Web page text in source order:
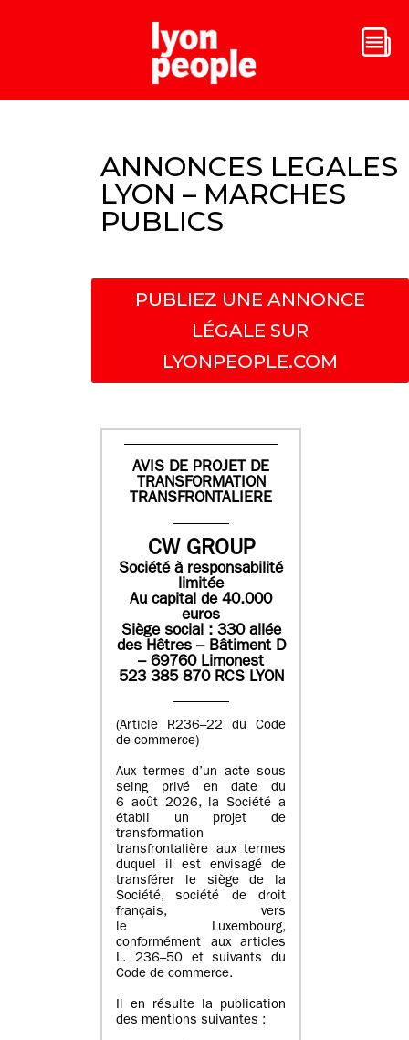
ANNONCES LEGALES
LYON – MARCHES
PUBLICS
PUBLIEZ UNE ANNONCE
LÉGALE SUR
LYONPEOPLE.COM
AVIS DE PROJET DE
TRANSFORMATION
TRANSFRONTALIERE
CW GROUP
Société à responsabilité
limitée
Au capital de 40.000
euros
Siège social : 330 allée
des Hêtres – Bâtiment D
– 69760 Limonest
523 385 870 RCS LYON
(Article R236–22 du Code
de commerce)
Aux termes d’un acte sous
seing privé en date du
6 août 2026, la Société a
établi un projet de
transformation
transfrontalière aux termes
duquel il est envisagé de
transférer le siège de la
Société, société de droit
français, vers
le Luxembourg,
conformément aux articles
L. 236–50 et suivants du
Code de commerce.
Il en résulte la publication
des mentions suivantes :